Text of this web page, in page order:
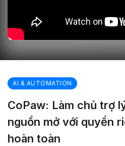
AI & AUTOMATION
CoPaw: Làm chủ trợ
nguồn mở với quyền
hoàn toàn